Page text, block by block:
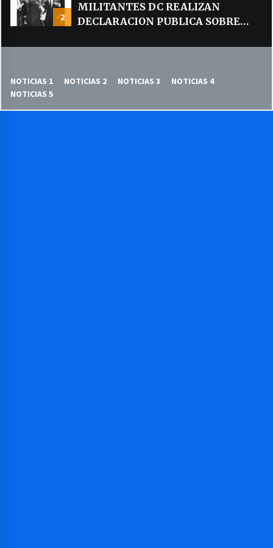
2
MILITANTES DC REALIZAN
DECLARACION PUBLICA SOBRE
NOTICIAS 1 NOTICIAS 2 NOTICIAS 3
NOTICIAS 4
NOTICIAS 5